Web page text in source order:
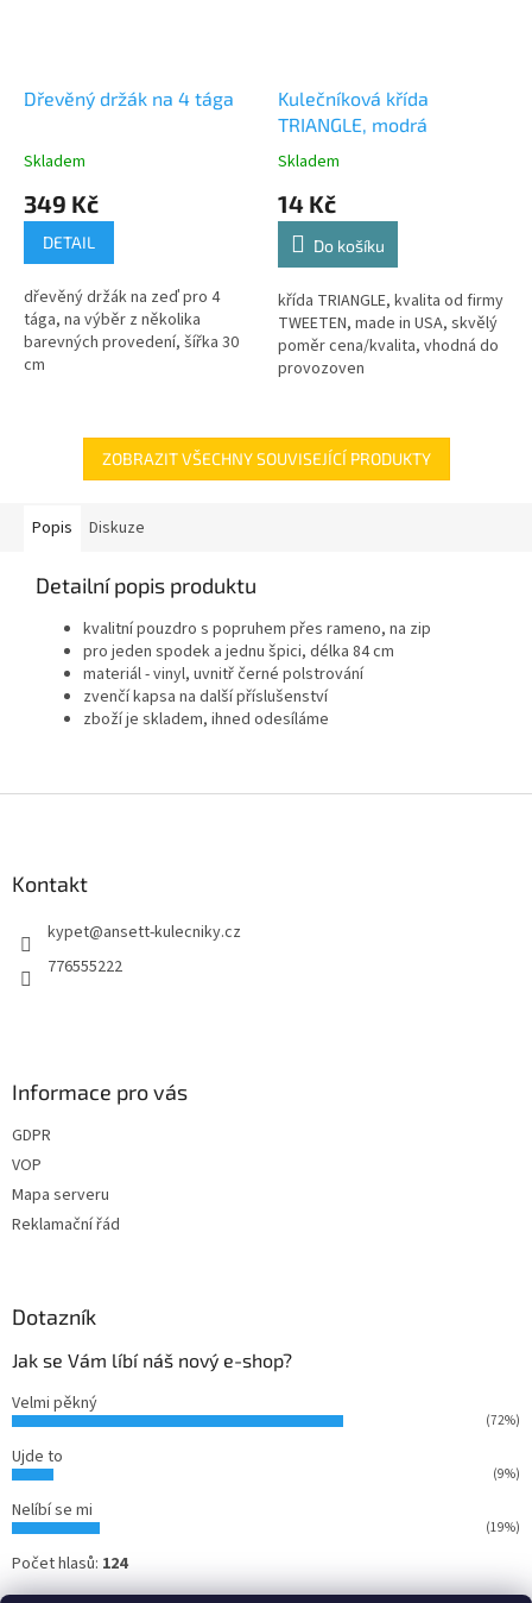
Dřevěný držák na 4 tága
Skladem
349 Kč
DETAIL
dřevěný držák na zeď pro 4
tága, na výběr z několika
barevných provedení, šířka 30
cm
Kulečníková křída
TRIANGLE, modrá
Skladem
14 Kč
Do košíku
křída TRIANGLE, kvalita od firmy
TWEETEN, made in USA, skvělý
poměr cena/kvalita, vhodná do
provozoven
ZOBRAZIT VŠECHNY SOUVISEJÍCÍ PRODUKTY
Popis Diskuze
Detailní popis produktu
kvalitní pouzdro s popruhem přes rameno, na zip
pro jeden spodek a jednu špici, délka 84 cm
materiál - vinyl, uvnitř černé polstrování
zvenčí kapsa na další příslušenství
zboží je skladem, ihned odesíláme
Kontakt
kypet@ansett-kulecniky.cz
776555222
Informace pro vás
GDPR
VOP
Mapa serveru
Reklamační řád
Dotazník
Jak se Vám líbí náš nový e-shop?
Velmi pěkný
(72%)
Ujde to
(9%)
Nelíbí se mi
(19%)
Počet hlasů: 124